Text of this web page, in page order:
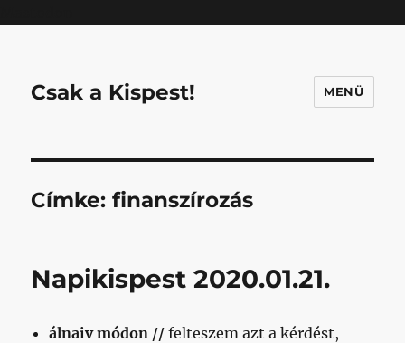
Csak a Kispest! MENÜ
Címke:finanszírozás
Napikispest 2020.01.21.
álnaiv módon //felteszem azt a kérdést,